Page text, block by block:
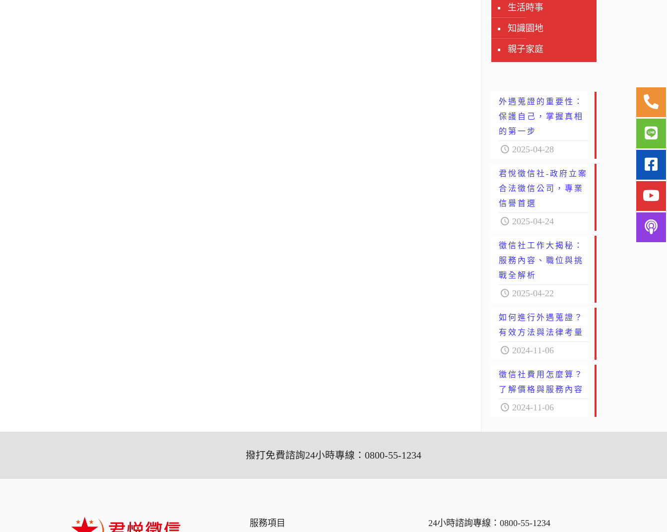
生活時事
知識園地
親子家庭
外遇蒐證的重要性：
保護自己，掌握真相
的第一步
2025-04-28
君悅徵信社-政府立案
合法徵信公司，專業
信譽首選
2025-04-24
徵信社工作大揭秘：
服務內容、職位與挑
戰全解析
2025-04-22
如何進行外遇蒐證？
有效方法與法律考量
2024-11-06
徵信社費用怎麼算？
了解價格與服務內容
2024-11-06
撥打免費諮詢24小時專線：0800-55-1234
服務項目 24小時諮詢專線： 0800-55-1234